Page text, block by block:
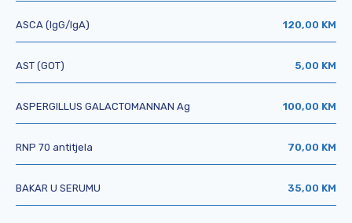
ASCA (IgG/IgA) 120,00 KM
AST (GOT) 5,00 KM
ASPERGILLUS GALACTOMANNAN Ag 100,00 KM
RNP 70 antitjela 70,00 KM
BAKAR U SERUMU 35,00 KM